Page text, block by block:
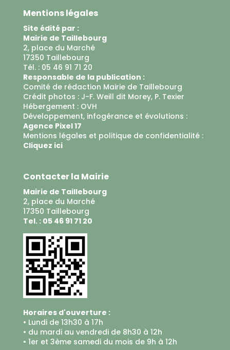
Mentions légales
Site édité par :
Mairie de Taillebourg
2, place du Marché
17350 Taillebourg
Tél. : 05 46 91 71 20
Responsable de la publication :
Comité de rédaction Mairie de Taillebourg
Crédit photos : J-F. Weill dit Morey, P. Texier
Hébergement : OVH
Développement, infogérance et évolutions :
Agence Pixel 17
Mentions légales et politique de confidentialité :
Cliquez ici
Contacter la Mairie
Mairie de Taillebourg
2, place du Marché
17350 Taillebourg
Tel. : 05 46 91 71 20
Horaires d'ouverture :
• Lundi de 13h30 à 17h
• du mardi au vendredi de 8h30 à 12h
• 1er et 3ème samedi du mois de 9h à 12h